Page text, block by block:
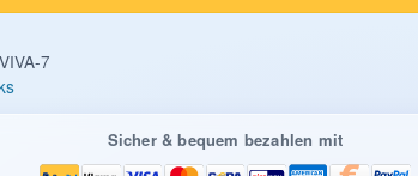
VIVA-7
Sicher & bequem bezahlen mit